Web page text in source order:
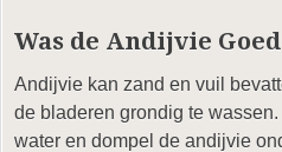
Was de Andijvie Goed
Andijvie kan zand en vuil
de bladeren grondig te
water en dompel de andijvie